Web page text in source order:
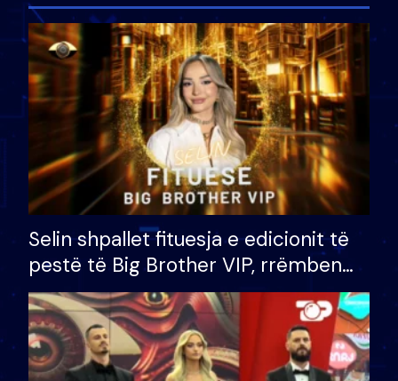
Selin shpallet fituesja e edicionit të
pestë të Big Brother VIP, rrëmben
çmimin e madh prej 100 mijë eurosh